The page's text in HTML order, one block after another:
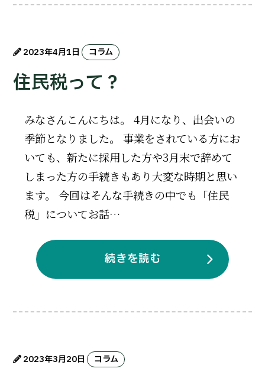
2023年4月1日 コラム
住民税って？
みなさんこんにちは。 4月になり、出会いの
季節となりました。 事業をされている方にお
いても、新たに採用した方や3月末で辞めて
しまった方の手続きもあり大変な時期と思い
ます。 今回はそんな手続きの中でも「住民
税」についてお話…
続きを読む
2023年3月20日 コラム